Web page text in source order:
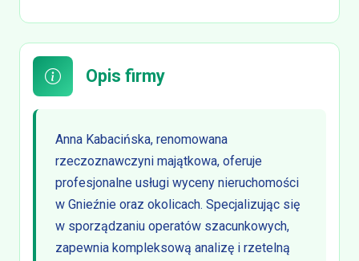
Opis firmy
Anna Kabacińska, renomowana
rzeczoznawczyni majątkowa, oferuje
profesjonalne usługi wyceny nieruchomości
w Gnieźnie oraz okolicach. Specjalizując się
w sporządzaniu operatów szacunkowych,
zapewnia kompleksową analizę i rzetelną